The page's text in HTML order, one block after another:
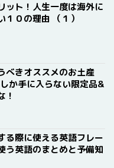
ット！人生一度は海外に
０の理由 （１）
べきオススメのお土産
か手に入らない限定品&
！
る際に使える英語フレー
う英語のまとめと予備知